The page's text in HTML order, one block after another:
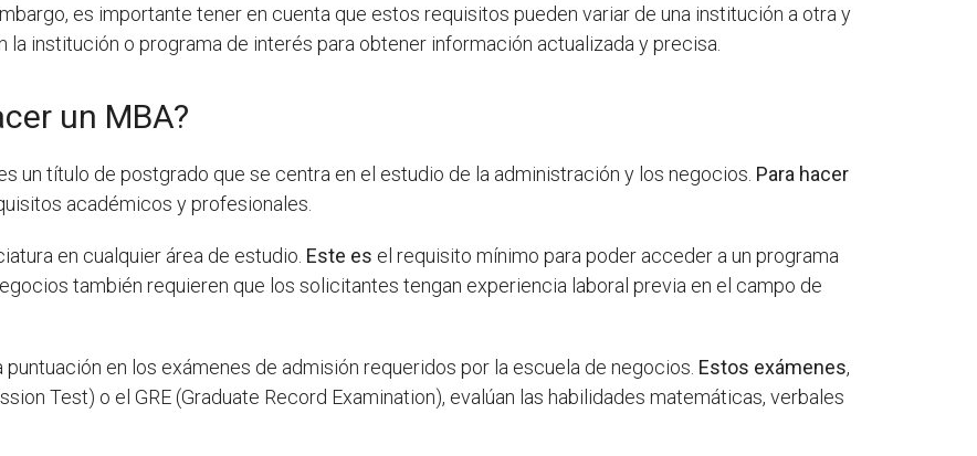
es importante tener en cuenta que estos requisitos pueden variar de una institución a otra y
institución o programa de interés para obtener información actualizada y precisa.
un MBA?
un título de postgrado que se centra en el estudio de la administración y los negocios. Para hacer
académicos y profesionales.
en cualquier área de estudio. Este es el requisito mínimo para poder acceder a un programa
también requieren que los solicitantes tengan experiencia laboral previa en el campo de
en los exámenes de admisión requeridos por la escuela de negocios. Estos exámenes,
Test) o el GRE (Graduate Record Examination), evalúan las habilidades matemáticas, verbales